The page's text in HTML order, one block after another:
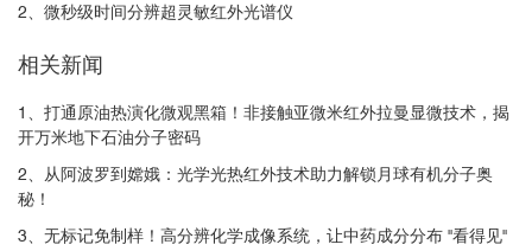
Critical assessment of approach towards estimation of microplastics in enviro
and Detection Method by Optical Photothermal Infrared. Yan, F. et al.Frontiers
https://qd-china.com/zh/jsonline/detail/2006281082909
https://qd-china.com/zh/jsonline/detail/2006181740941
https://qd-china.com/zh/jsonline/detail/2006110949034
2、微秒级时间分辨超灵敏红外光谱仪
相关新闻
1、打通原油热演化微观黑箱！非接触亚微米红外拉曼显微技术，揭
开万米地下石油分子密码
2、从阿波罗到嫦娥：光学光热红外技术助力解锁月球有机分子奥
秘！
3、无标记免制样！高分辨化学成像系统，让中药成分分布 "看得见"